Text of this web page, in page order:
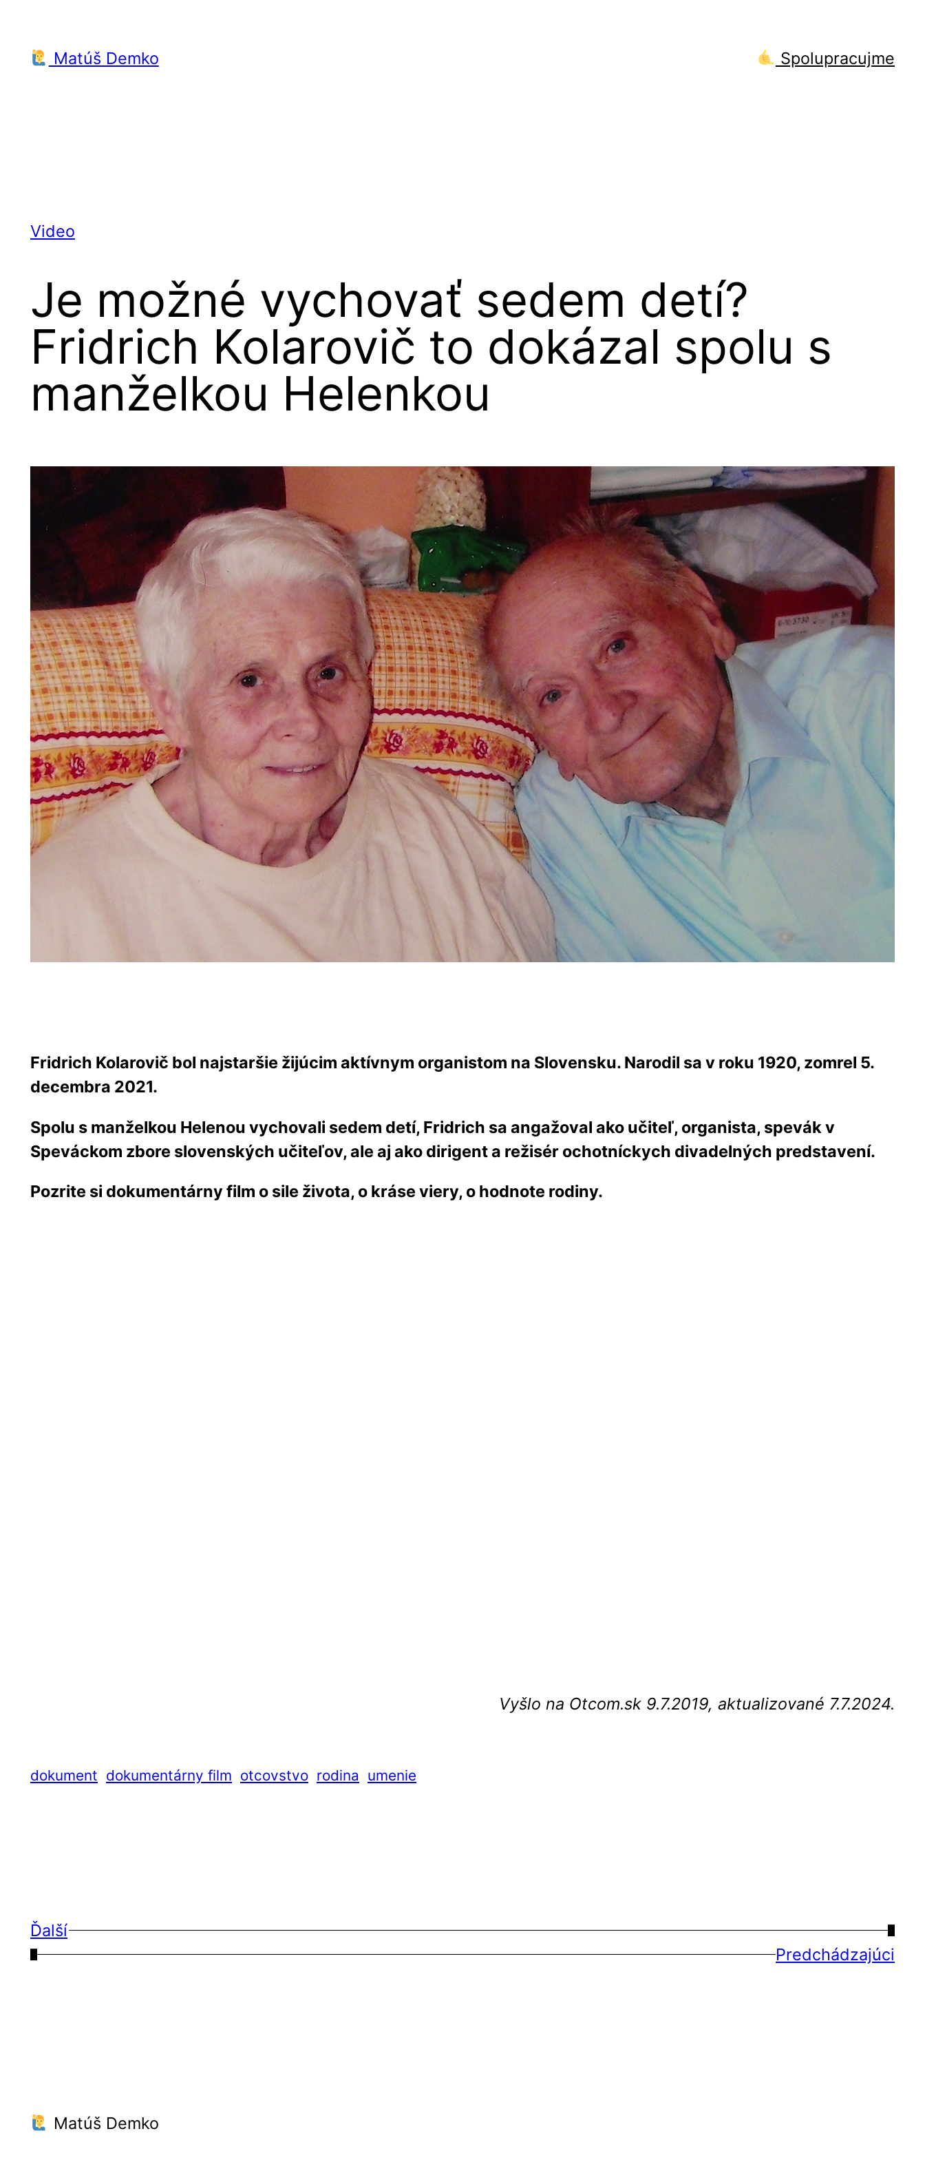
obsahMatúš Demko Spolupracujme
Video
Je možné vychovať sedem detí?
Fridrich Kolarovič to dokázal spolu s
manželkou Helenkou
Fridrich Kolarovič bol najstaršie žijúcim aktívnym organistom na Slovensku. Narodil sa v roku 1920, zomrel 5.
decembra 2021.
Spolu s manželkou Helenou vychovali sedem detí, Fridrich sa angažoval ako učiteľ, organista, spevák v
Speváckom zbore slovenských učiteľov, ale aj ako dirigent a režisér ochotníckych divadelných predstavení.
Pozrite si dokumentárny film o sile života, o kráse viery, o hodnote rodiny.
Vyšlo na Otcom.sk 9.7.2019, aktualizované 7.7.2024.
dokument dokumentárny film otcovstvo rodina umenie
Ďalší
→
←
Predchádzajúci
Matúš Demko